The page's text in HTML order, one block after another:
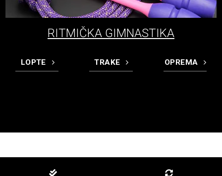
RITMIČKA GIMNASTIKA
LOPTE TRAKE OPREMA